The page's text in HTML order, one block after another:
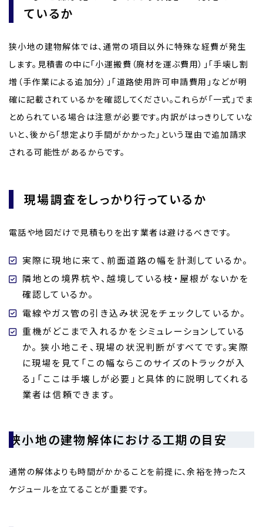
ているか
狭小地の建物解体では、通常の項目以外に特殊な経費が発生
します。見積書の中に「小運搬費（廃材を運ぶ費用）」「手壊し割
増（手作業による追加分）」「道路使用許可申請費用」などが明
確に記載されているかを確認してください。これらが「一式」でま
とめられている場合は注意が必要です。内訳がはっきりしていな
いと、後から「想定より手間がかかった」という理由で追加請求
される可能性があるからです。
現場調査をしっかり行っているか
電話や地図だけで見積もりを出す業者は避けるべきです。
実際に現地に来て、前面道路の幅を計測しているか。
隣地との境界杭や、越境している枝・屋根がないかを
確認しているか。
電線やガス管の引き込み状況をチェックしているか。
重機がどこまで入れるかをシミュレーションしている
か。 狭小地こそ、現場の状況判断がすべてです。実際
に現場を見て「この幅ならこのサイズのトラックが入
る」「ここは手壊しが必要」と具体的に説明してくれる
業者は信頼できます。
狭小地の建物解体における工期の目安
通常の解体よりも時間がかかることを前提に、余裕を持ったス
ケジュールを立てることが重要です。